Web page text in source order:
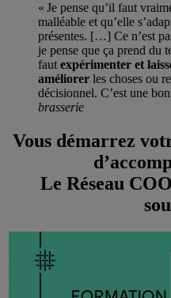
« Je pense qu’il faut
malléable et qu’elle
présentes. […] Ce n’est
je pense que ça prend du
faut expérimenter et
améliorer les choses ou
décisionnel. C’est une
brasserie
Vous démarrez
Le Réseau